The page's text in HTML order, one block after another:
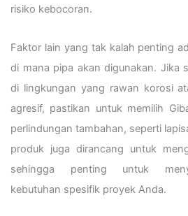
risiko kebocoran.
Faktor lain yang tak kalah penting
di mana pipa akan digunakan. Jika
di lingkungan yang rawan korosi
agresif, pastikan untuk memilih
perlindungan tambahan, seperti
produk juga dirancang untuk
sehingga penting untuk
kebutuhan spesifik proyek Anda.